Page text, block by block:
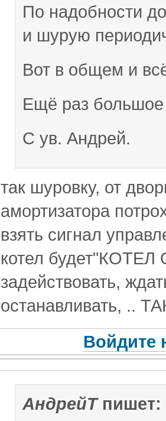
По надобности
и шурую
Вот в общем и
Ещё раз большое
С ув. Андрей.
так шуровку, от
амортизатора
взять сигнал
котел
задействовать,
останавливать, ..
Войдите
АндрейTпишет: